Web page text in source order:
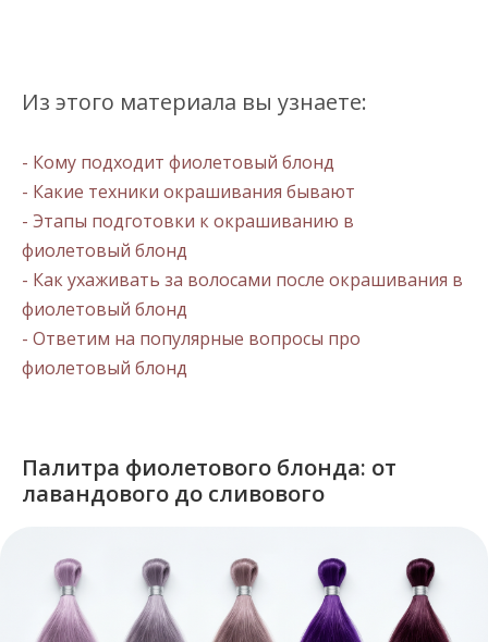
Из этого материала вы узнаете:
- Кому подходит фиолетовый блонд
- Какие техники окрашивания бывают
- Этапы подготовки к окрашиванию в
фиолетовый блонд
- Как ухаживать за волосами после окрашивания в
фиолетовый блонд
- Ответим на популярные вопросы про
фиолетовый блонд
Палитра фиолетового блонда: от
лавандового до сливового